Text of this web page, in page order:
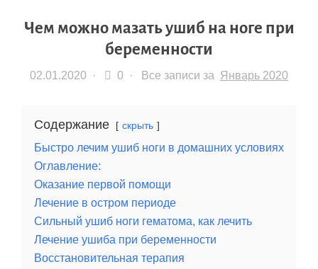
Чем можно мазать ушиб на ноге при
беременности
02.01.2020 · 0 · Все записи за Январь 2020
Содержание скрыть
Быстро лечим ушиб ноги в домашних условиях
Оглавление:
Оказание первой помощи
Лечение в остром периоде
Сильный ушиб ноги гематома, как лечить
Лечение ушиба при беременности
Восстановительная терапия